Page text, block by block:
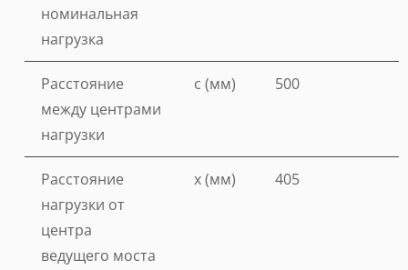
номинальная
нагрузка
Расстояние
между центрами
нагрузки
c (мм) 500
Расстояние
нагрузки от
центра
ведущего моста
x (мм) 405